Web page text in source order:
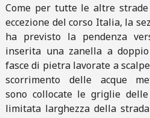
Come per tutte le altre
eccezione del corso Italia, la
ha previsto la pendenza
inserita una zanella a
fasce di pietra lavorate a
scorrimento delle acque
sono collocate le griglie
limitata larghezza della